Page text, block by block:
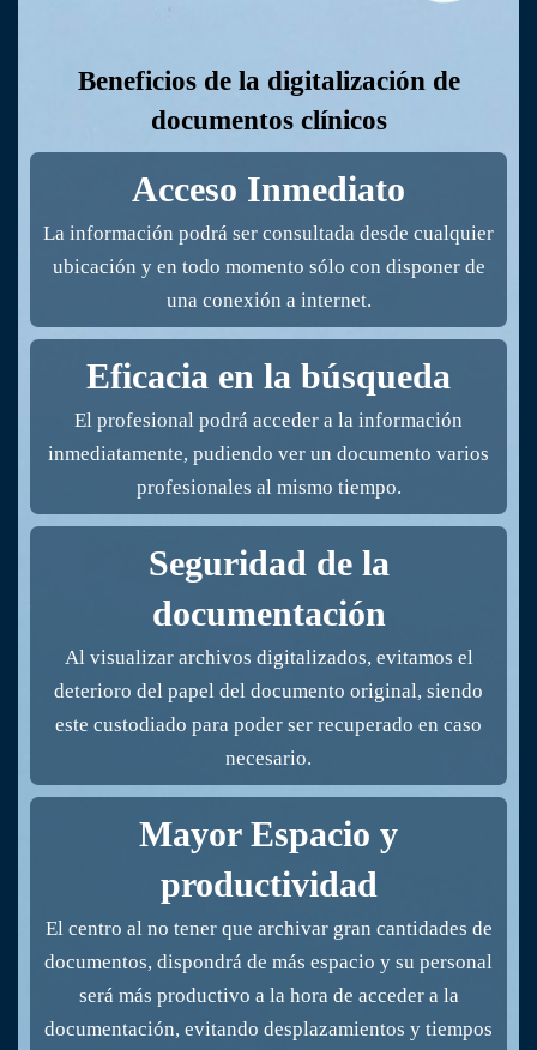
Beneficios de la digitalización de
documentos clínicos
Acceso Inmediato
La información podrá ser consultada desde cualquier
ubicación y en todo momento sólo con disponer de
una conexión a internet.
Eficacia en la búsqueda
El profesional podrá acceder a la información
inmediatamente, pudiendo ver un documento varios
profesionales al mismo tiempo.
Seguridad de la
documentación
Al visualizar archivos digitalizados, evitamos el
deterioro del papel del documento original, siendo
este custodiado para poder ser recuperado en caso
necesario.
Mayor Espacio y
productividad
El centro al no tener que archivar gran cantidades de
documentos, dispondrá de más espacio y su personal
será más productivo a la hora de acceder a la
documentación, evitando desplazamientos y tiempos